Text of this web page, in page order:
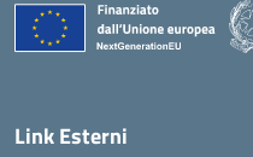
Link Esterni